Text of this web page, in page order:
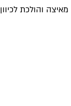
והולכת